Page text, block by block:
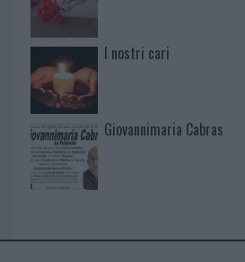
I nostri cari
Giovannimaria Cabras